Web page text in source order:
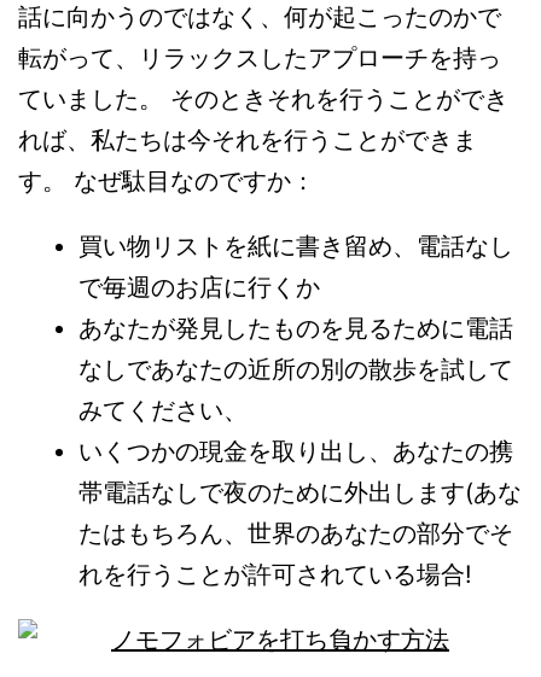
話に向かうのではなく、何が起こったのかで
転がって、リラックスしたアプローチを持っ
ていました。 そのときそれを行うことができ
れば、私たちは今それを行うことができま
す。 なぜ駄目なのですか：
買い物リストを紙に書き留め、電話なし
で毎週のお店に行くか
あなたが発見したものを見るために電話
なしであなたの近所の別の散歩を試して
みてください、
いくつかの現金を取り出し、あなたの携
帯電話なしで夜のために外出します(あな
たはもちろん、世界のあなたの部分でそ
れを行うことが許可されている場合!